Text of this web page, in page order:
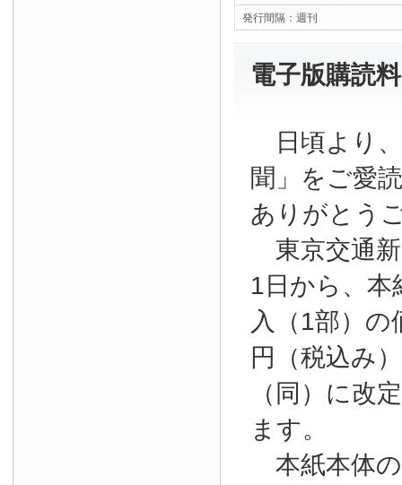
発行間隔： 週刊
電子版購読
日頃より
聞」をご愛
ありがとう
東京交通
1日から、本
入（1部）
円（税込み
（同）に改
ます。
本紙本体